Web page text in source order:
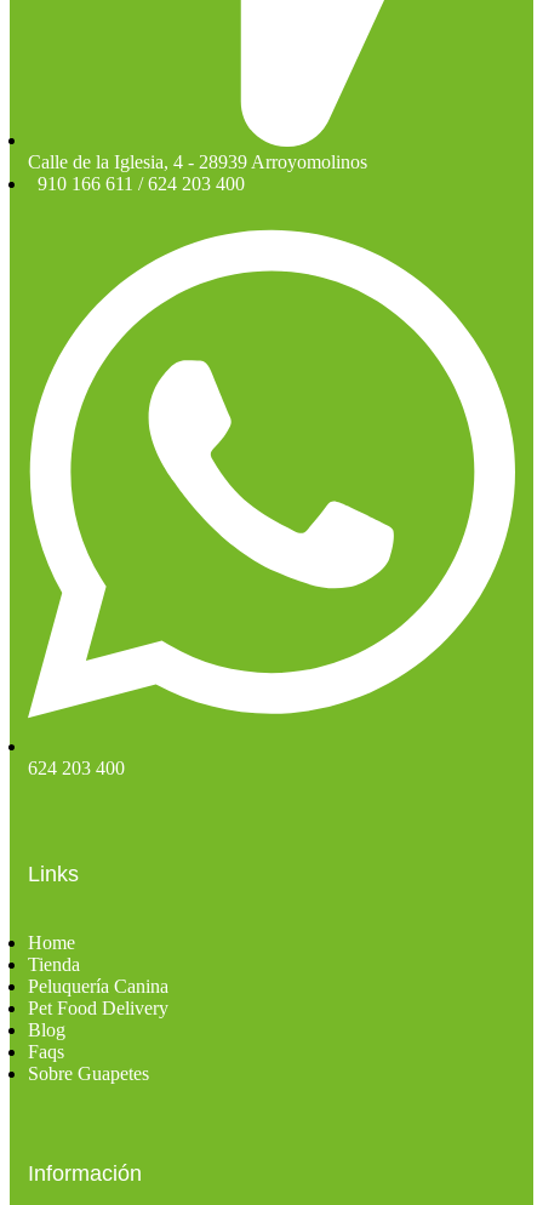
Calle de la Iglesia, 4 - 28939 Arroyomolinos
910 166 611 / 624 203 400
624 203 400
Links
Home
Tienda
Peluquería Canina
Pet Food Delivery
Blog
Faqs
Sobre Guapetes
Información